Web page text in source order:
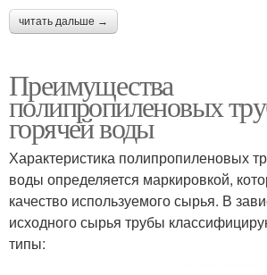
читать дальше →
Преимущества
полипропиленовых
горячей воды
Характеристика полипропиленовых
воды определяется маркировкой,
качество используемого сырья. В
исходного сырья трубы
типы: